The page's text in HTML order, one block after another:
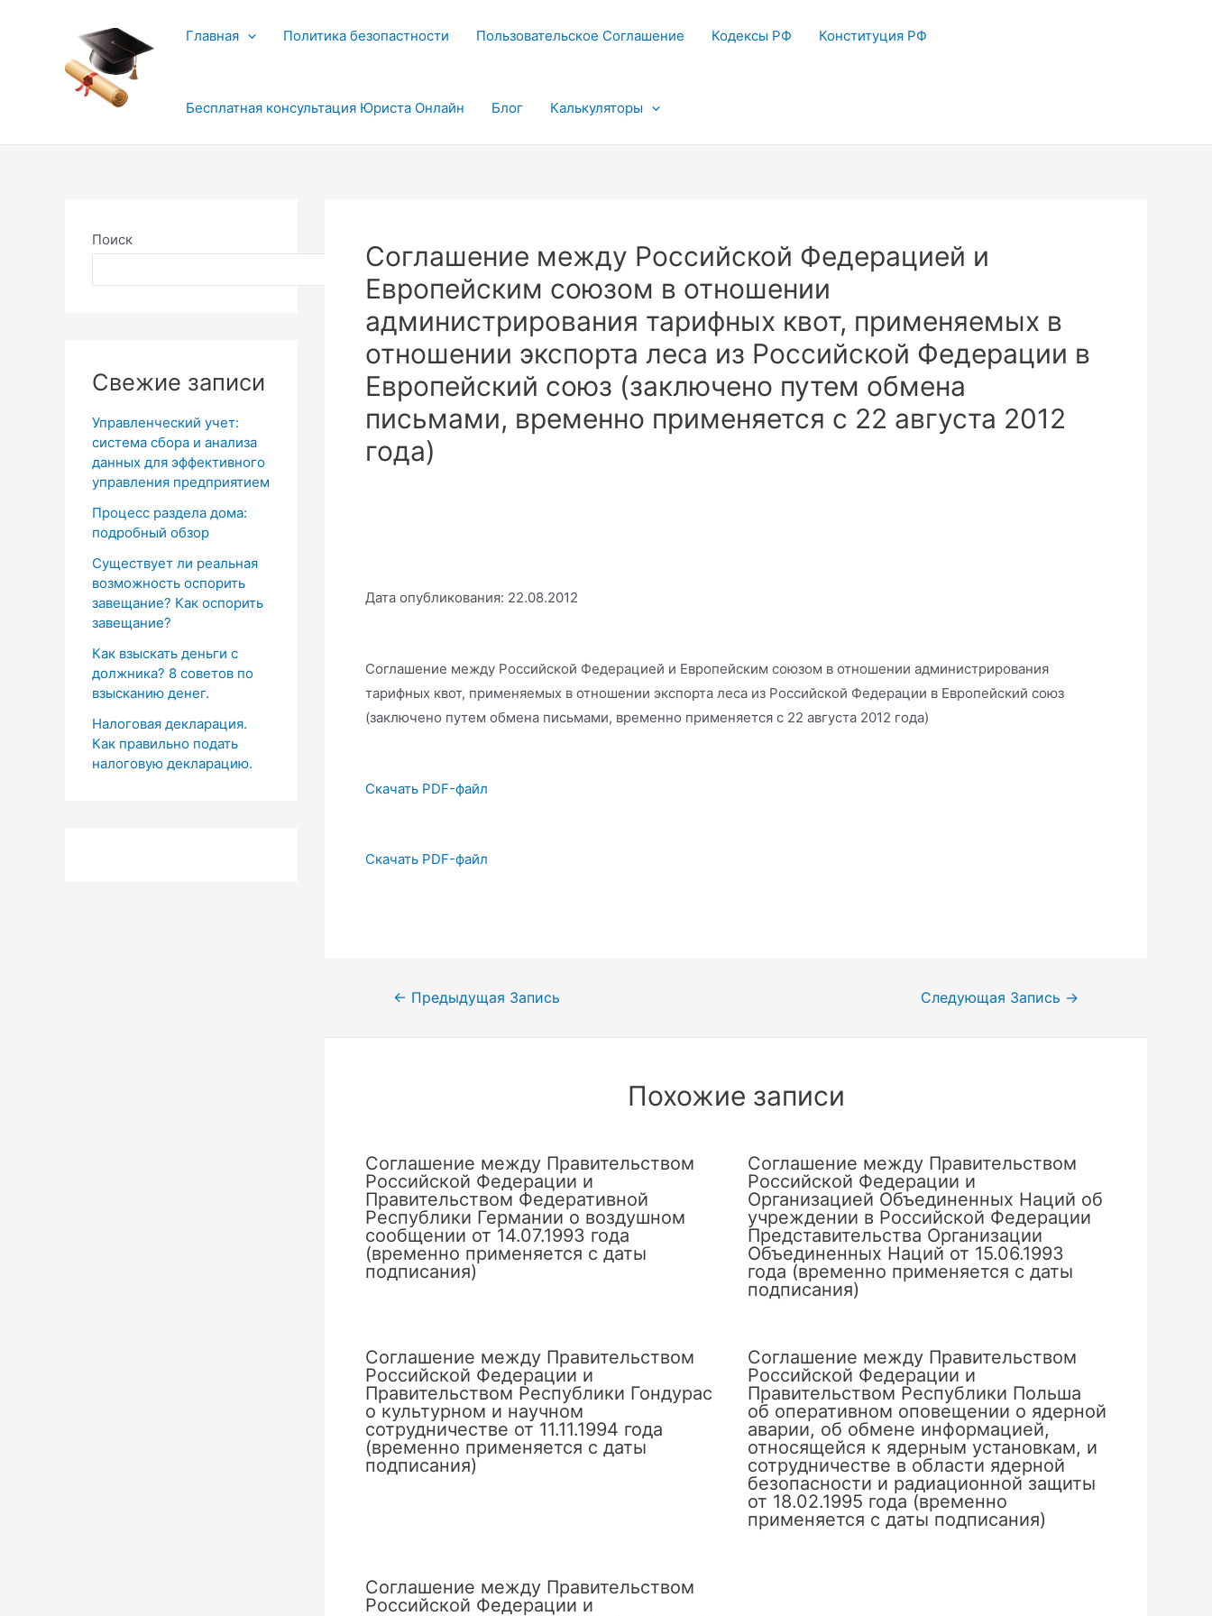
содержимому
Главная Политика безопастности Пользовательское Соглашение Кодексы РФ Конституция РФ
Бесплатная консультация Юриста Онлайн Блог Калькуляторы
Поиск
Поиск
Свежие записи
Управленческий учет:
система сбора и анализа
данных для эффективного
управления предприятием
Процесс раздела дома:
подробный обзор
Существует ли реальная
возможность оспорить
завещание? Как оспорить
завещание?
Как взыскать деньги с
должника? 8 советов по
взысканию денег.
Налоговая декларация.
Как правильно подать
налоговую декларацию.
Соглашение между Российской Федерацией и
Европейским союзом в отношении
администрирования тарифных квот, применяемых в
отношении экспорта леса из Российской Федерации в
Европейский союз (заключено путем обмена
письмами, временно применяется с 22 августа 2012
года)
Дата опубликования: 22.08.2012
Соглашение между Российской Федерацией и Европейским союзом в отношении администрирования
тарифных квот, применяемых в отношении экспорта леса из Российской Федерации в Европейский союз
(заключено путем обмена письмами, временно применяется с 22 августа 2012 года)
Скачать PDF-файл
Скачать PDF-файл
Навигация
← Предыдущая Запись Следующая Запись →
Похожие записи
Соглашение между Правительством
Российской Федерации и
Правительством Федеративной
Республики Германии о воздушном
сообщении от 14.07.1993 года
(временно применяется с даты
подписания)
Соглашение между Правительством
Российской Федерации и
Организацией Объединенных Наций об
учреждении в Российской Федерации
Представительства Организации
Объединенных Наций от 15.06.1993
года (временно применяется с даты
подписания)
Соглашение между Правительством
Российской Федерации и
Правительством Республики Гондурас
о культурном и научном
сотрудничестве от 11.11.1994 года
(временно применяется с даты
подписания)
Соглашение между Правительством
Российской Федерации и
Правительством Республики Польша
об оперативном оповещении о ядерной
аварии, об обмене информацией,
относящейся к ядерным установкам, и
сотрудничестве в области ядерной
безопасности и радиационной защиты
от 18.02.1995 года (временно
применяется с даты подписания)
Соглашение между Правительством
Российской Федерации и